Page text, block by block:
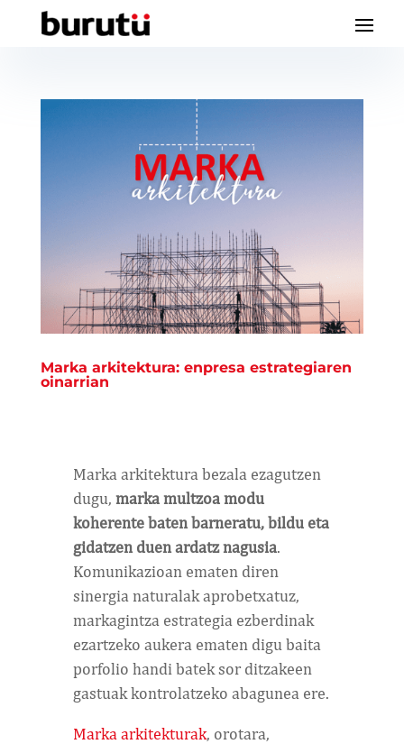
Marka arkitektura: enpresa estrategiaren
oinarrian
Marka arkitektura bezala ezagutzen
dugu, marka multzoa modu
koherente baten barneratu, bildu eta
gidatzen duen ardatz nagusia.
Komunikazioan ematen diren
sinergia naturalak aprobetxatuz,
markagintza estrategia ezberdinak
ezartzeko aukera ematen digu baita
porfolio handi batek sor ditzakeen
gastuak kontrolatzeko abagunea ere.
Marka arkitekturak, orotara,